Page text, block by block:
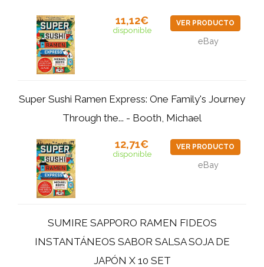
11,12€
disponible
VER PRODUCTO
eBay
Super Sushi Ramen Express: One Family's Journey
Through the... - Booth, Michael
12,71€
disponible
VER PRODUCTO
eBay
SUMIRE SAPPORO RAMEN FIDEOS
INSTANTÁNEOS SABOR SALSA SOJA DE
JAPÓN X 10 SET